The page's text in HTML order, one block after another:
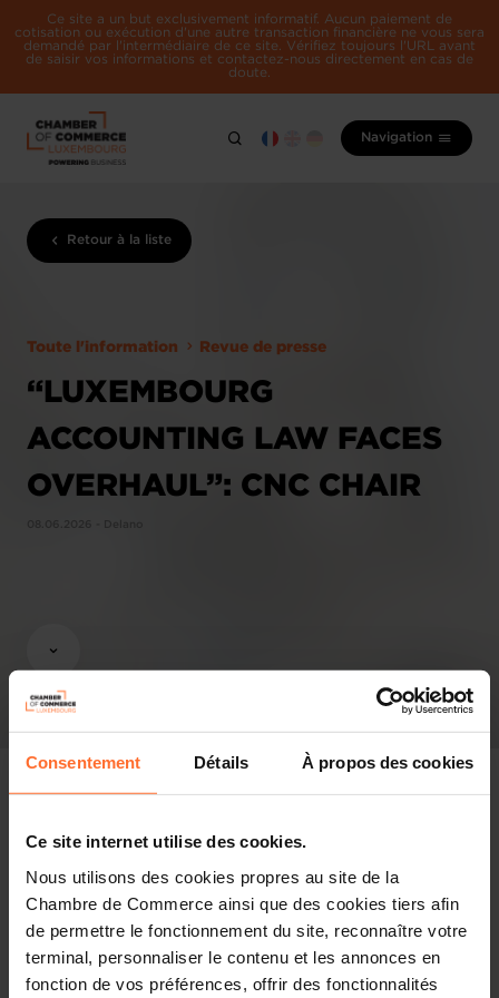
Consentement Détails À propos des cookies
Ce site internet utilise des cookies.
Nous utilisons des cookies propres au site de la
Chambre de Commerce ainsi que des cookies tiers afin
de permettre le fonctionnement du site, reconnaître votre
terminal, personnaliser le contenu et les annonces en
fonction de vos préférences, offrir des fonctionnalités
Ce site a un but exclusivement informatif. Aucun paiement de
cotisation ou exécution d'une autre transaction financière ne vous sera
demandé par l'intermédiaire de ce site. Vérifiez toujours l'URL avant
de saisir vos informations et contactez-nous directement en cas de
doute.
Navigation
Retour à la liste
Toute l'information Revue de presse
“LUXEMBOURG
ACCOUNTING LAW FACES
OVERHAUL”: CNC CHAIR
Partager cet article